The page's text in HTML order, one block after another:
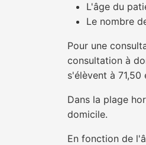
L'âge du
Le nombre
Pour une
consultation à
s'élèvent à
Dans la plage
domicile.
En fonction de